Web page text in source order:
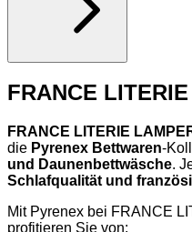
FRANCE
FRANCE LITERIE
die Pyrenex Bettwaren-
und Daunenbettwäsche.
Schlafqualität und
Mit Pyrenex bei FRANCE
profitieren Sie von: